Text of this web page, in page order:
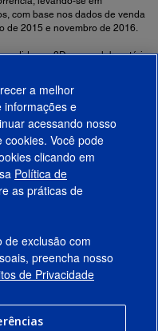
com base nos dados de venda
de 2015 e novembro de 2016.
em 3D por um laboratório
da concorrência, levando-se em
com base nos dados de venda
2015 e novembro de 2016.
a melhor
informações e
acessando nosso
Você pode
clicando em
Política de
as práticas de
de exclusão com
preencha nosso
de Privacidade